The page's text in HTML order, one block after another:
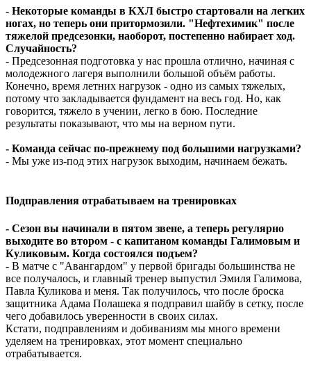
- Некоторые команды в КХЛ быстро стартовали на легких
ногах, но теперь они притормозили. "Нефтехимик" после
тяжелой предсезонки, наоборот, постепенно набирает ход.
Случайность?
- Предсезонная подготовка у нас прошла отлично, начиная с
молодежного лагеря выполнили большой объём работы.
Конечно, время летних нагрузок - одно из самых тяжелых,
потому что закладывается фундамент на весь год. Но, как
говорится, тяжело в учении, легко в бою. Последние
результаты показывают, что мы на верном пути.
- Команда сейчас по-прежнему под большими нагрузками?
- Мы уже из-под этих нагрузок выходим, начинаем бежать.
Подправления отрабатываем на тренировках
- Сезон вы начинали в пятом звене, а теперь регулярно
выходите во втором - с капитаном команды Галимовым и
Куликовым. Когда состоялся подъем?
- В матче с "Авангардом" у первой бригады большинства не
все получалось, и главный тренер выпустил Эмиля Галимова,
Павла Куликова и меня. Так получилось, что после броска
защитника Адама Полашека я подправил шайбу в сетку, после
чего добавилось уверенности в своих силах.
Кстати, подправлениям и добиваниям мы много времени
уделяем на тренировках, этот момент специально
отрабатывается.